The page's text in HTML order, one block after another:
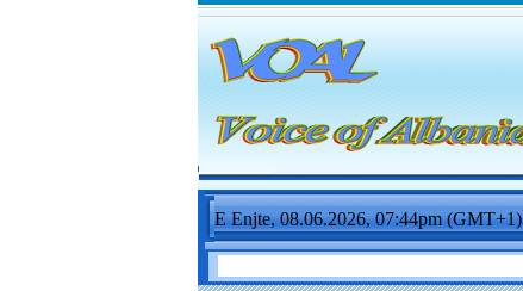
E Enjte, 08.06.2026, 07:44pm (GMT+1)